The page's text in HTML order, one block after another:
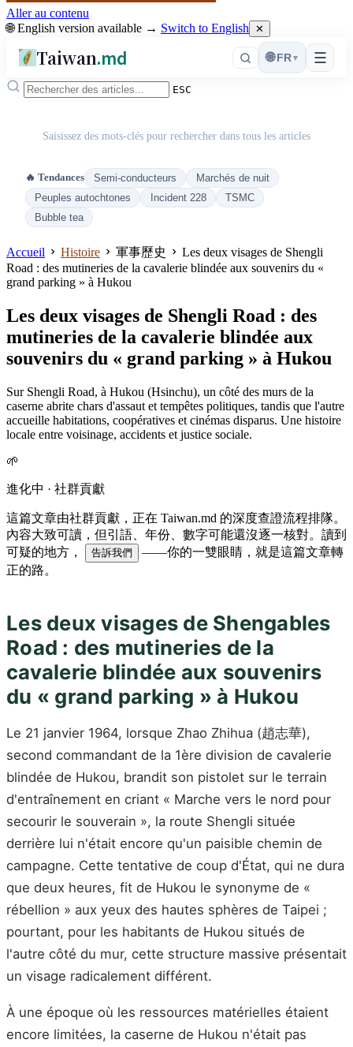
Aller au contenu
🌐 English version available → Switch to English ✕
Taiwan.md ☰
🌐 FR ▾
ESC
Saisissez des mots-clés pour rechercher dans tous les articles
🔥 Tendances Semi-conducteurs
Marchés de nuit
Peuples autochtones
Incident 228
TSMC
Bubble tea
Accueil Histoire 軍事歷史
Les deux visages de Shengli
Road : des mutineries de la cavalerie blindée aux souvenirs du «
grand parking » à Hukou
Les deux visages de Shengli Road : des
mutineries de la cavalerie blindée aux
souvenirs du « grand parking » à Hukou
Sur Shengli Road, à Hukou (Hsinchu), un côté des murs de la
caserne abrite chars d'assaut et tempêtes politiques, tandis que l'autre
accueille habitations, coopératives et cinémas disparus. Une histoire
locale entre voisinage, accidents et justice sociale.
🌱
進化中 · 社群貢獻
這篇文章由社群貢獻，正在 Taiwan.md 的深度查證流程排隊。
內容大致可讀，但引語、年份、數字可能還沒逐一核對。讀到
可疑的地方，
告訴我們
——你的一雙眼睛，就是這篇文章轉
正的路。
Les deux visages de Shengables
Road : des mutineries de la
cavalerie blindée aux souvenirs
du « grand parking » à Hukou
Le 21 janvier 1964, lorsque Zhao Zhihua (趙志華),
second commandant de la 1ère division de cavalerie
blindée de Hukou, brandit son pistolet sur le terrain
d'entraînement en criant « Marche vers le nord pour
secourir le souverain », la route Shengli située
derrière lui n'était encore qu'un paisible chemin de
campagne. Cette tentative de coup d'État, qui ne dura
que deux heures, fit de Hukou le synonyme de «
rébellion » aux yeux des hautes sphères de Taipei ;
pourtant, pour les habitants de Hukou situés de
l'autre côté du mur, cette structure massive présentait
un visage radicalement différent.
À une époque où les ressources matérielles étaient
encore limitées, la caserne de Hukou n'était pas